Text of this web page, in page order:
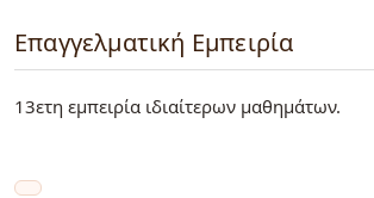
Επαγγελματική Εμπειρία
13ετη εμπειρία ιδιαίτερων μαθημάτων.